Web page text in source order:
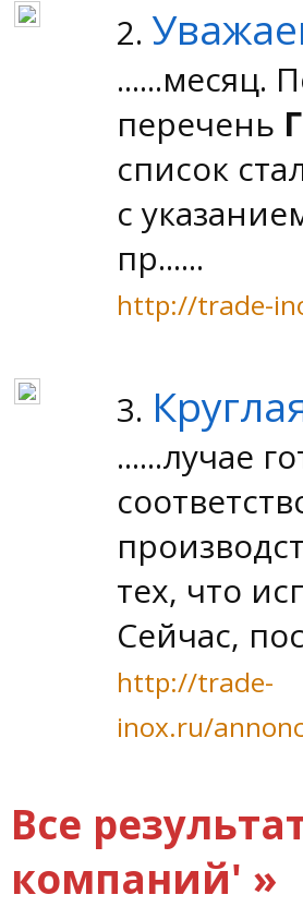
2.
......месяц.
перечень
список
с
пр......
http://trade-
3.
......лучае
тех, что
Сейчас,
http://trade-
inox.ru/
Все
компаний' »